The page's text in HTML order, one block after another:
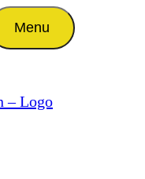
Menu